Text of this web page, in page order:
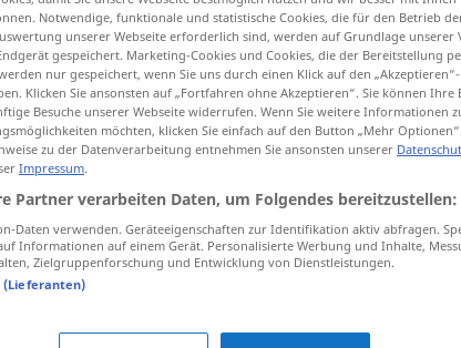
olival
Notwendige, funktionale und statistische Cookies, die für den Betrieb
unserer Webseite erforderlich sind, werden auf Grundlage unserer
gespeichert. Marketing-Cookies und Cookies, die der Bereitstellung
nur gespeichert, wenn Sie uns durch einen Klick auf den
Klicken Sie ansonsten auf „Fortfahren ohne Akzeptieren“. Sie können Ihre
Besuche unserer Webseite widerrufen. Wenn Sie weitere Informationen
möchten, klicken Sie einfach auf den Button „Mehr Optionen“.
zu der Datenverarbeitung entnehmen Sie ansonsten unserer
Impressum.
Partner verarbeiten Daten, um Folgendes bereitzustellen:
Daten verwenden. Geräteeigenschaften zur Identifikation aktiv abfragen.
Informationen auf einem Gerät. Personalisierte Werbung und Inhalte,
Zielgruppenforschung und Entwicklung von Dienstleistungen.
(Lieferanten)